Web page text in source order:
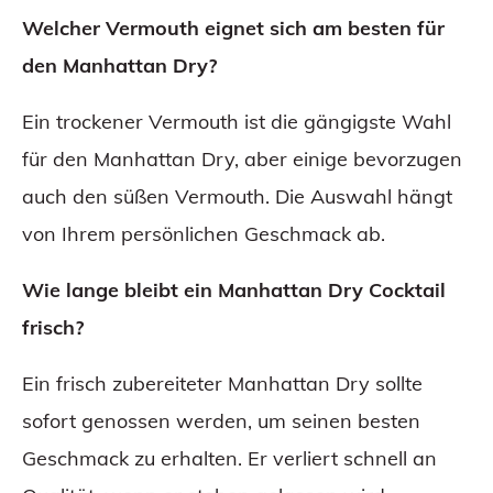
Welcher Vermouth eignet sich am besten für
den Manhattan Dry?
Ein trockener Vermouth ist die gängigste Wahl
für den Manhattan Dry, aber einige bevorzugen
auch den süßen Vermouth. Die Auswahl hängt
von Ihrem persönlichen Geschmack ab.
Wie lange bleibt ein Manhattan Dry Cocktail
frisch?
Ein frisch zubereiteter Manhattan Dry sollte
sofort genossen werden, um seinen besten
Geschmack zu erhalten. Er verliert schnell an